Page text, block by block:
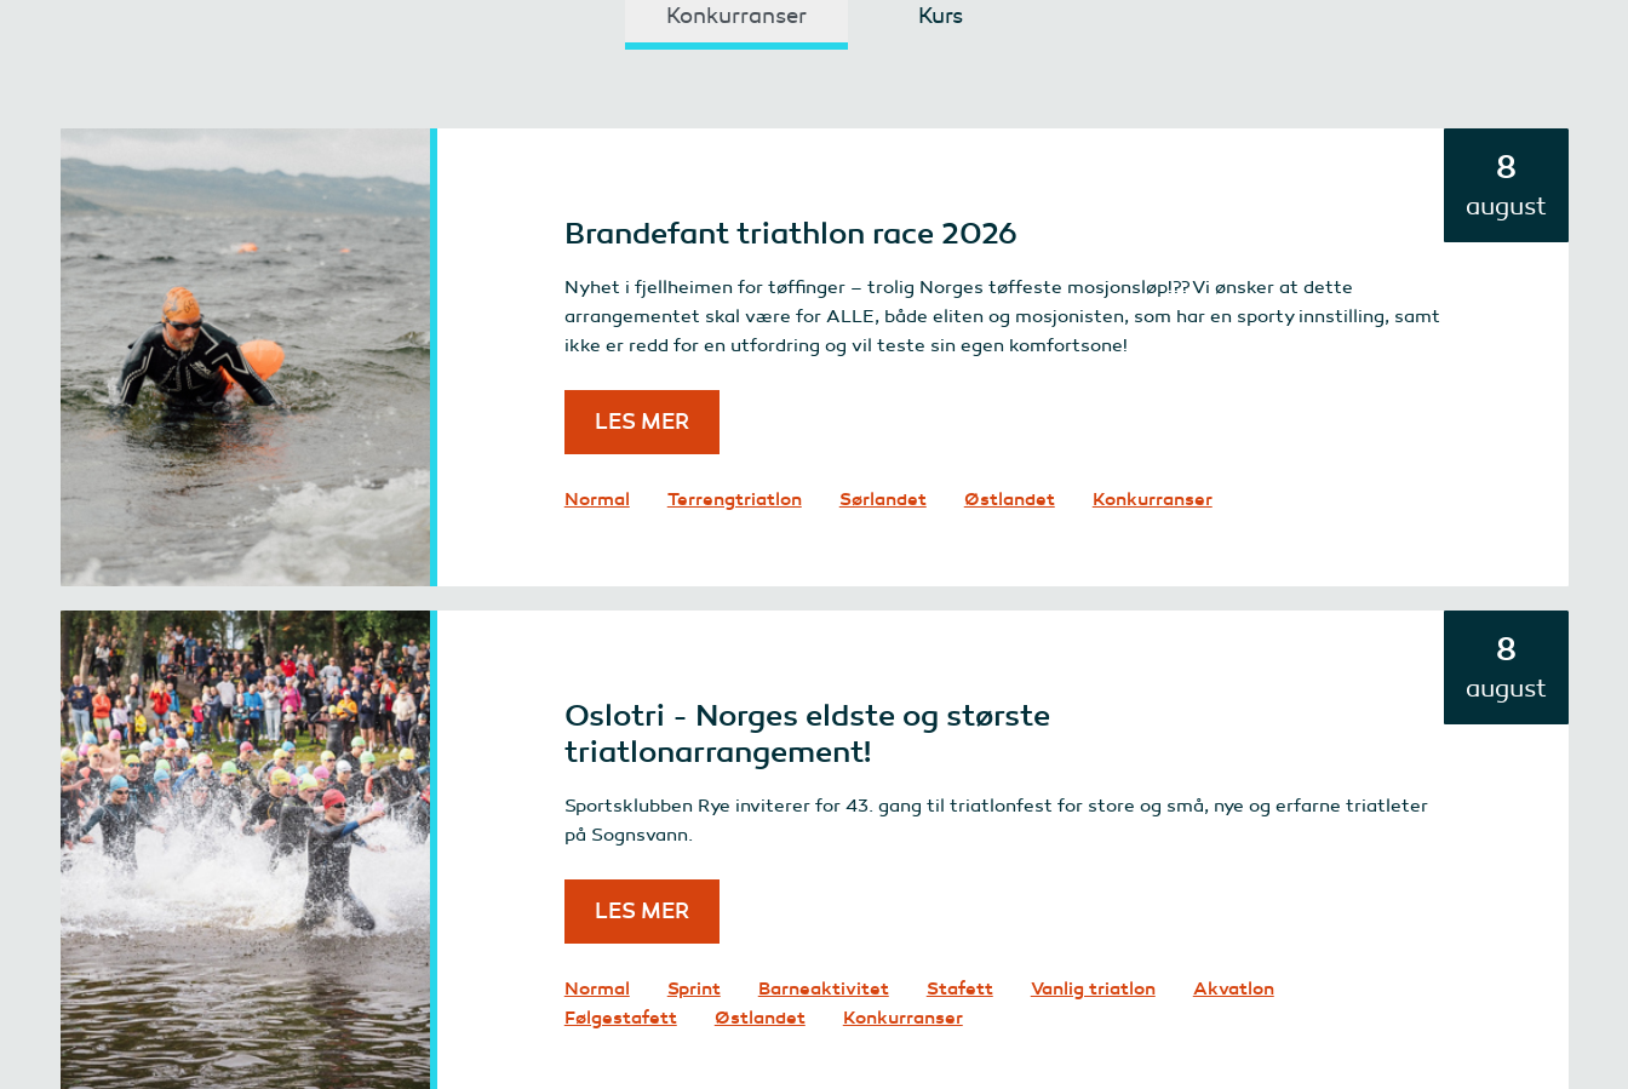
Konkurranser Kurs
Brandefant triathlon race 2026
Nyhet i fjellheimen for tøffinger – trolig Norges tøffeste mosjonsløp!?? Vi ønsker at dette
arrangementet skal være for ALLE, både eliten og mosjonisten, som har en sporty innstilling, samt
ikke er redd for en utfordring og vil teste sin egen komfortsone!
LES MER
Normal Terrengtriatlon Sørlandet Østlandet Konkurranser
8
august
Oslotri - Norges eldste og største
triatlonarrangement!
Sportsklubben Rye inviterer for 43. gang til triatlonfest for store og små, nye og erfarne triatleter
på Sognsvann.
LES MER
Normal Sprint Barneaktivitet Stafett Vanlig triatlon
Akvatlon
Følgestafett
Østlandet Konkurranser
8
august